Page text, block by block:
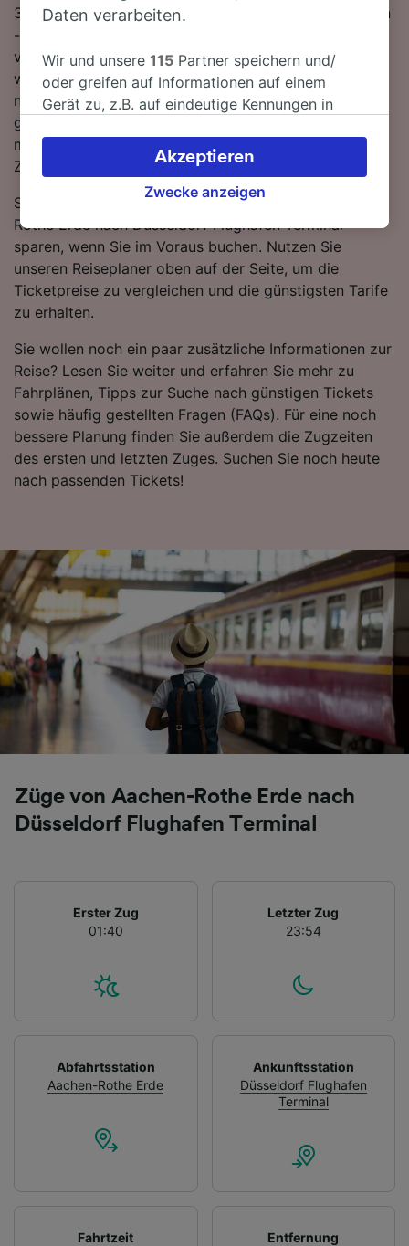
30 Minuten. Einfach zurücklehnen und stressfrei reisen
- mit den direkten Verbindungen, die auf dieser Route
verfügbar sind, ist kein Umstieg nötig. Sie können
wahlweise einen ICE DB- oder einen FlixTrain-Zug
nutzen, um nach Düsseldorf Flughafen Terminal zu
gelangen – beide Bahnunternehmen bringen Sie in
modernen, komfortablen Zügen in kürzester Zeit ans
Ziel.
Sie können beim Kauf von Zugtickets von Aachen-
Rothe Erde nach Düsseldorf Flughafen Terminal
sparen, wenn Sie im Voraus buchen. Nutzen Sie
unseren Reiseplaner oben auf der Seite, um die
Ticketpreise zu vergleichen und die günstigsten Tarife
zu erhalten.
Sie wollen noch ein paar zusätzliche Informationen zur
Reise? Lesen Sie weiter und erfahren Sie mehr zu
Fahrplänen, Tipps zur Suche nach günstigen Tickets
sowie häufig gestellten Fragen (FAQs). Für eine noch
bessere Planung finden Sie außerdem die Zugzeiten
des ersten und letzten Zuges. Suchen Sie noch heute
nach passenden Tickets!
Züge von Aachen-Rothe Erde nach
Düsseldorf Flughafen Terminal
Erster Zug
01:40
Letzter Zug
23:54
Abfahrtsstation
Aachen-Rothe Erde
Ankunftsstation
Düsseldorf Flughafen
Terminal
Fahrtzeit
Entfernung
Daten verarbeiten.
Wir und unsere115 Partner speichern und/
oder greifen auf Informationen auf einem
Gerät zu, z.B. auf eindeutige Kennungen in
verarbeiten. Sie können Ihre Präferenzen
akzeptieren oder verwalten, einschließlich
Ihres Widerspruchsrechts bei berechtigtem
besuchen Sie jederzeit die Seite der
Datenschutzrichtlinie. Diese Präferenzen
werden unseren Partnern signalisiert und
haben keinen Einfluss auf Surfdaten. Ihre
Daten werden nicht für Tracking-Zwecke
verwendet, wenn Sie uns gebeten haben, Ihr
Surfverhalten nicht zu verfolgen.
Wir und unsere Partner verarbeiten Daten, um
Folgendes bereitzustellen:
Verwendung genauer Standortdaten.
Endgeräteeigenschaften zur Identifikation
aktiv abfragen. Speichern von oder Zugriff auf
Inhalten, Zielgruppenforschung sowie
Entwicklung und Verbesserung von
Angeboten.
Liste der Partner (Lieferanten)
Zwecke anzeigen
Akzeptieren